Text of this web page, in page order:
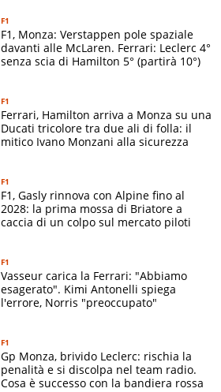
F1
F1, Monza: Verstappen pole spaziale
davanti alle McLaren. Ferrari: Leclerc 4°
senza scia di Hamilton 5° (partirà 10°)
F1
Ferrari, Hamilton arriva a Monza su una
Ducati tricolore tra due ali di folla: il
mitico Ivano Monzani alla sicurezza
F1
F1, Gasly rinnova con Alpine fino al
2028: la prima mossa di Briatore a
caccia di un colpo sul mercato piloti
F1
Vasseur carica la Ferrari: "Abbiamo
esagerato". Kimi Antonelli spiega
l'errore, Norris "preoccupato"
F1
Gp Monza, brivido Leclerc: rischia la
penalità e si discolpa nel team radio.
Cosa è successo con la bandiera rossa